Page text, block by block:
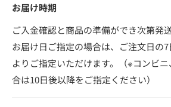
お届け時期
ご入金確認と商品の準備ができ次第発
お届け日ご指定の場合は、ご注文日の
よりご指定いただけます。（※コンビ
合は10日後以降をご指定ください）